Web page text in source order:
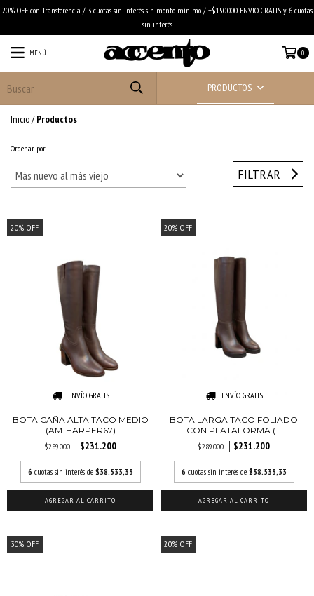
20% OFF con Transferencia / 3 cuotas sin interés sin monto mínimo / +$150.000 ENVIO GRATIS y 6 cuotas
sin interés
MENÚ 0
PRODUCTOS
Inicio/ Productos
Ordenar por
FILTRAR
20% OFF
ENVÍO GRATIS
BOTA CAÑA ALTA TACO MEDIO
(AM-HARPER67)
$289.000
$231.200
6 cuotas sin interés de $38.533,33
AGREGAR AL CARRITO
20% OFF
ENVÍO GRATIS
BOTA LARGA TACO FOLIADO
CON PLATAFORMA (...
$289.000
$231.200
6 cuotas sin interés de $38.533,33
AGREGAR AL CARRITO
30% OFF 20% OFF